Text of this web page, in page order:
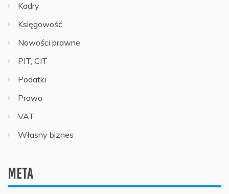
Kadry
Księgowość
Nowości prawne
PIT, CIT
Podatki
Prawo
VAT
Własny biznes
META